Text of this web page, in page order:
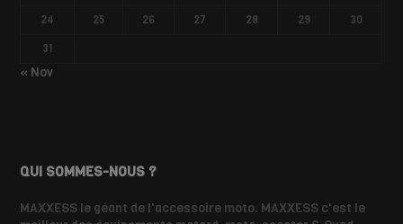
24
25 26 27 28 29
30
31
« Nov
QUI SOMMES-NOUS ?
MAXXESS le géant de l'accessoire moto. MAXXESS c'est le